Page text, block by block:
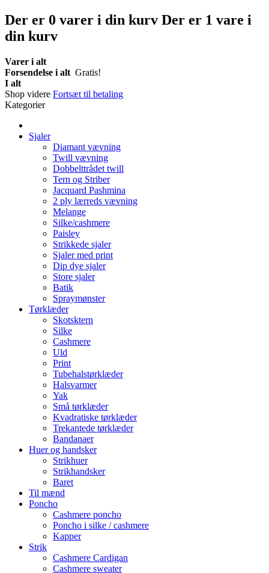
Der er 0 varer i din kurv Der er 1 vare i
din kurv
Varer i alt
Forsendelse i alt Gratis!
I alt
Shop videre Fortsæt til betaling
Kategorier
Sjaler
Diamant vævning
Twill vævning
Dobbelttrådet twill
Tern og Striber
Jacquard Pashmina
2 ply lærreds vævning
Melange
Silke/cashmere
Paisley
Strikkede sjaler
Sjaler med print
Dip dye sjaler
Store sjaler
Batik
Spraymønster
Tørklæder
Skotsktern
Silke
Cashmere
Uld
Print
Tubehalstørklæder
Halsvarmer
Yak
Små tørklæder
Kvadratiske tørklæder
Trekantede tørklæder
Bandanaer
Huer og handsker
Strikhuer
Strikhandsker
Baret
Til mænd
Poncho
Cashmere poncho
Poncho i silke / cashmere
Kapper
Strik
Cashmere Cardigan
Cashmere sweater